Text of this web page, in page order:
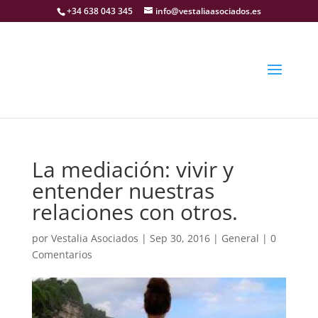
+34 638 043 345 info@vestaliaasociados.es
La mediación: vivir y
entender nuestras
relaciones con otros.
por Vestalia Asociados | Sep 30, 2016| General | 0
Comentarios